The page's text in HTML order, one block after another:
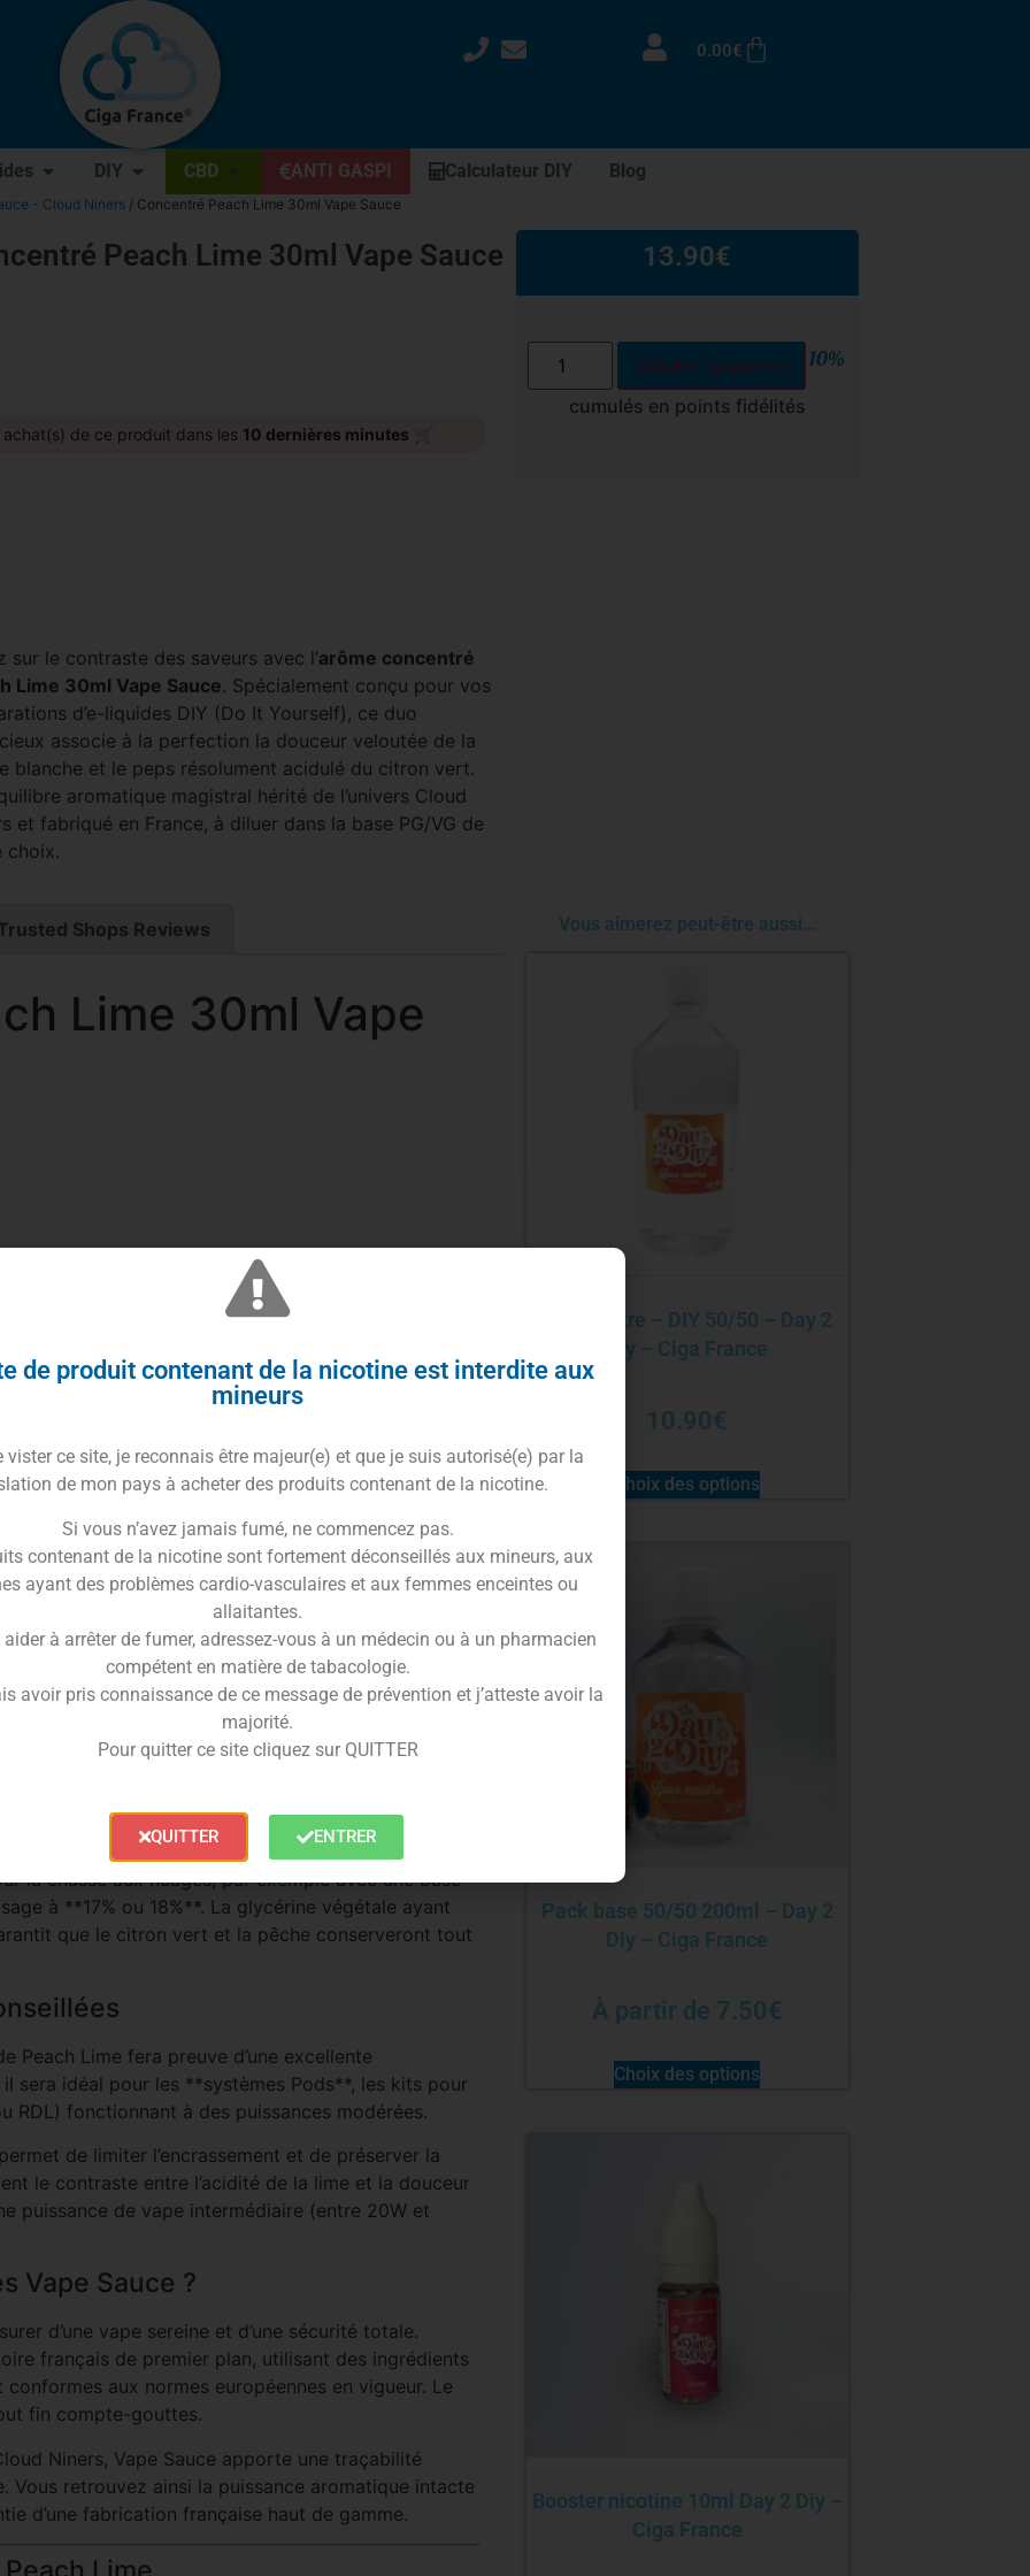
0.00€
DIY CBD ANTI GASPI Calculateur DIY Blog
- Cloud Niners / Concentré Peach Lime 30ml Vape Sauce
Peach Lime 30ml Vape Sauce
achat(s) de ce produit dans les 10 dernières minutes 🛒
sur le contraste des saveurs avec l’arôme concentré
Lime 30ml Vape Sauce. Spécialement conçu pour vos
d’e-liquides DIY (Do It Yourself), ce duo
associe à la perfection la douceur veloutée de la
blanche et le peps résolument acidulé du citron vert.
aromatique magistral hérité de l’univers Cloud
et fabriqué en France, à diluer dans la base PG/VG de
choix.
13.90€
Ajouter au panier 10%
cumulés en points fidélités
Shops Reviews
Lime 30ml Vape
Lime
sa complexité et son harmonie en bouche. Lors
bien mûre** qui enveloppe le palais, offrant
vert** (lime) entre en scène pour apporter
trancher la sucrosité de la pêche.
particulièrement désaltérant grâce à une
C’est le choix parfait pour les vapoteurs qui
bouffée sans jamais provoquer l’effet de
, ce concentré restitue au milligramme près
haut de gamme permet d’obtenir un e-liquide
Lime 30ml
Peach Lime doit impérativement être dilué dans une
conseille un **dosage de 15%** pour une base
pour un flacon total de 100ml.
la chasse aux nuages, par exemple avec une base
à **17% ou 18%**. La glycérine végétale ayant
que le citron vert et la pêche conserveront tout
Peach Lime fera preuve d’une excellente
sera idéal pour les **systèmes Pods**, les kits pour
RDL) fonctionnant à des puissances modérées.
de limiter l’encrassement et de préserver la
le contraste entre l’acidité de la lime et la douceur
puissance de vape intermédiaire (entre 20W et
Vape Sauce ?
d’une vape sereine et d’une sécurité totale.
français de premier plan, utilisant des ingrédients
aux normes européennes en vigueur. Le
fin compte-gouttes.
Niners, Vape Sauce apporte une traçabilité
retrouvez ainsi la puissance aromatique intacte
d’une fabrication française haut de gamme.
Vous aimerez peut-être aussi…
Base 1 litre – DIY 50/50 – Day 2
Diy – Ciga France
10.90€
Choix des options
Pack base 50/50 200ml – Day 2
Diy – Ciga France
À partir de 7.50€
Choix des options
Booster nicotine 10ml Day 2 Diy –
Ciga France
de produit contenant de la nicotine est interdite aux
mineurs
vister ce site, je reconnais être majeur(e) et que je suis autorisé(e) par la
de mon pays à acheter des produits contenant de la nicotine.
Si vous n’avez jamais fumé, ne commencez pas.
contenant de la nicotine sont fortement déconseillés aux mineurs, aux
ayant des problèmes cardio-vasculaires et aux femmes enceintes ou
allaitantes.
à arrêter de fumer, adressez-vous à un médecin ou à un pharmacien
compétent en matière de tabacologie.
avoir pris connaissance de ce message de prévention et j’atteste avoir la
majorité.
Pour quitter ce site cliquez sur QUITTER
QUITTER ENTRER